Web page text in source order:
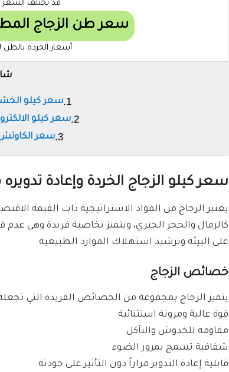
قد يختلف السعر
سعر طن الزجاج المطحون
أسعار الخردة
سعر كيلو
سعر كيلو
سعر
سعر كيلو الزجاج الخردة وإعادة
يعتبر الزجاج من المواد الاستراتيجية ذات القيمة
كالرمال والحجر الجيري، ويتميز بخاصية فريدة وهي عدم
على البيئة وترشيد استهلاك الموارد الطبيعية
خصائص الزجاج
يتميز الزجاج بمجموعة من الخصائص الفريدة التي
قوة عالية ومرونة استثنائية
مقاومة للخدوش والتآكل
شفافية تسمح بمرور الضوء
قابلية إعادة التدوير مراراً دون التأثير على جودته